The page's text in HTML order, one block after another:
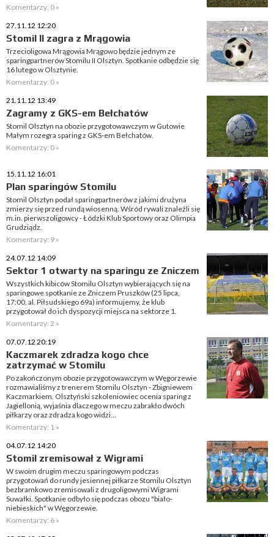
Komentarzy: 0 »
27.11.12 12:20
Stomil II zagra z Mrągowia
Trzecioligowa Mrągowia Mrągowo będzie jednym ze
sparingpartnerów Stomilu II Olsztyn. Spotkanie odbędzie się
16 lutego w Olsztynie.
Komentarzy: 0 »
21.11.12 13:49
Zagramy z GKS-em Bełchatów
Stomil Olsztyn na obozie przygotowawczym w Gutowie
Małym rozegra sparing z GKS-em Bełchatów.
Komentarzy: 0 »
15.11.12 16:01
Plan sparingów Stomilu
Stomil Olsztyn podał sparingpartnerów z jakimi drużyna
zmierzy się przed rundą wiosenną. Wśród rywali znaleźli się
m.in. pierwszoligowcy - Łódzki Klub Sportowy oraz Olimpia
Grudziądz.
Komentarzy: 9 »
24.07.12 14:09
Sektor 1 otwarty na sparingu ze Zniczem
Wszystkich kibiców Stomilu Olsztyn wybierających się na
sparingowe spotkanie ze Zniczem Pruszków (25 lipca,
17:00, al. Piłsudskiego 69a) informujemy, że klub
przygotował do ich dyspozycji miejsca na sektorze 1.
Komentarzy: 2 »
07.07.12 20:19
Kaczmarek zdradza kogo chce
zatrzymać w Stomilu
Po zakończonym obozie przygotowawczym w Węgorzewie
rozmawialiśmy z trenerem Stomilu Olsztyn - Zbigniewem
Kaczmarkiem. Olsztyński szkoleniowiec ocenia sparing z
Jagiellonią, wyjaśnia dlaczego w meczu zabrakło dwóch
piłkarzy oraz zdradza kogo widzi...
Komentarzy: 1 »
04.07.12 14:20
Stomil zremisował z Wigrami
W swoim drugim meczu sparingowym podczas
przygotowań do rundy jesiennej piłkarze Stomilu Olsztyn
bezbramkowo zremisowali z drugoligowymi Wigrami
Suwałki. Spotkanie odbyło się podczas obozu "biało-
niebieskich" w Węgorzewie.
Komentarzy: 6 »